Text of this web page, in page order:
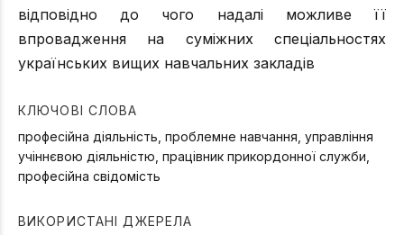
відповідно до чого надалі можливе її
впровадження на суміжних спеціальностях
українських вищих навчальних закладів
КЛЮЧОВІ СЛОВА
професійна діяльність, проблемне навчання, управління
учіннєвою діяльністю, працівник прикордонної служби,
професійна свідомість
ВИКОРИСТАНІ ДЖЕРЕЛА